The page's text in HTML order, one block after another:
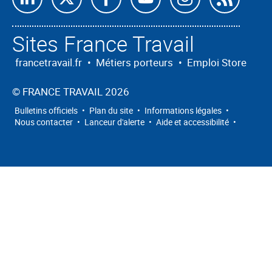
nous
sur
Linkedin
nous
sur
X
nous
sur
Facebook
nous
sur
Youtube
nous
Instagram
nous
nos
Sites France Travail
francetravail.fr • Métiers porteurs • Emploi Store
© FRANCE TRAVAIL 2026
Bulletins officiels • Plan du site • Informations légales •
Nous contacter • Lanceur d'alerte • Aide et accessibilité •